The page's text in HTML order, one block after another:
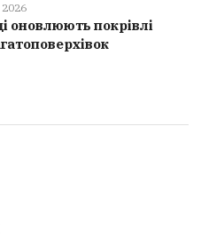
оновлюють покрівлі